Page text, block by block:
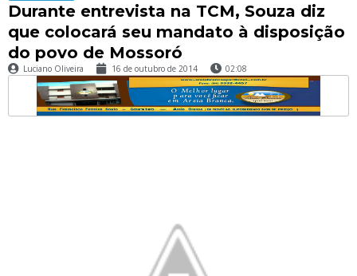
Durante entrevista na TCM, Souza diz
que colocará seu mandato à disposição
do povo de Mossoró
Luciano Oliveira 16 de outubro de 2014 02:08